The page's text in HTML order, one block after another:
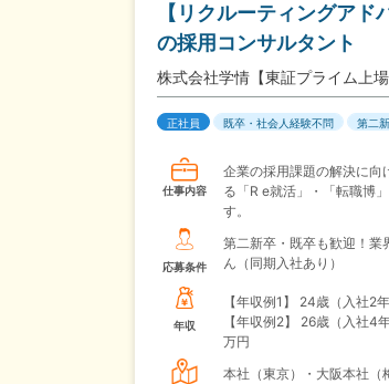
【リクルーティングア
の採用コンサルタント
株式会社学情【東証プライム上場
正社員 既卒・社会人経験不問 第二
仕事内容
企業の採用課題の解決に向
る「R e就活」・「転職博
す。
応募条件
第二新卒・既卒も歓迎！業
ん（同期入社あり）
年収
【年収例1】
24歳（入社2
【年収例2】
26歳（入社4
万円
本社（東京）・大阪本社（